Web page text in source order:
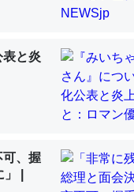
に不利だから両方が拮
ウミグモ）はカルシウム
表と炎
可、握
|